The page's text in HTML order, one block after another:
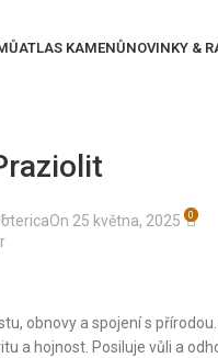
ATLAS KAMENŮNOVINKY &
On 25 května, 2025 0
obnovy a spojení s
a hojnost. Posiluje vůli a